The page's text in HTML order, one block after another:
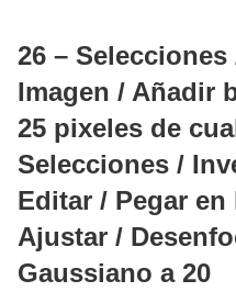
26 –
Imagen / Añadir
25 pixeles de
Selecciones /
Editar / Pegar
Ajustar /
Gaussiano a 20